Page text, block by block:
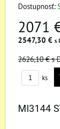
Dostupnosť:
2071
2547,30 € s
2626,10 €s
ks
MI3144